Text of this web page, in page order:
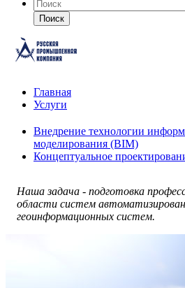
Поиск
Главная
Услуги
Внедрение технологии
моделирования (BIM)
Концептуальное
Наша задача - подготовка
области систем
геоинформационных систем.